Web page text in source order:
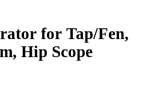
for Tap/Fen,
Hip Scope